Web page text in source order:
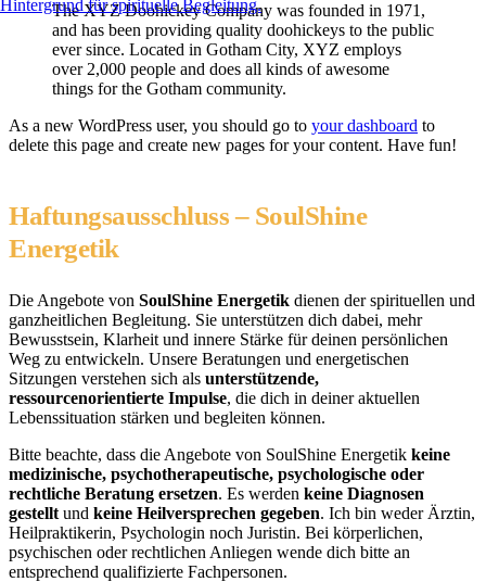
The XYZ Doohickey Company was founded in 1971,
and has been providing quality doohickeys to the public
ever since. Located in Gotham City, XYZ employs
over 2,000 people and does all kinds of awesome
things for the Gotham community.
As a new WordPress user, you should go to your dashboard to
delete this page and create new pages for your content. Have fun!
Haftungsausschluss – SoulShine
Energetik
Die Angebote von SoulShine Energetik dienen der spirituellen und
ganzheitlichen Begleitung. Sie unterstützen dich dabei, mehr
Bewusstsein, Klarheit und innere Stärke für deinen persönlichen
Weg zu entwickeln. Unsere Beratungen und energetischen
Sitzungen verstehen sich als unterstützende,
ressourcenorientierte Impulse, die dich in deiner aktuellen
Lebenssituation stärken und begleiten können.
Bitte beachte, dass die Angebote von SoulShine Energetik keine
medizinische, psychotherapeutische, psychologische oder
rechtliche Beratung ersetzen. Es werden keine Diagnosen
gestellt und keine Heilversprechen gegeben. Ich bin weder Ärztin,
Heilpraktikerin, Psychologin noch Juristin. Bei körperlichen,
psychischen oder rechtlichen Anliegen wende dich bitte an
entsprechend qualifizierte Fachpersonen.